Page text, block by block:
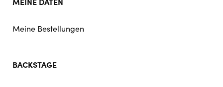
Meine Bestellungen
BACKSTAGE